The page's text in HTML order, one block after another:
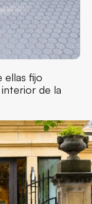
ellas fijo
de la